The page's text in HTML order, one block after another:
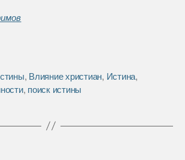
, Влияние христиан, Истина,
, поиск истины